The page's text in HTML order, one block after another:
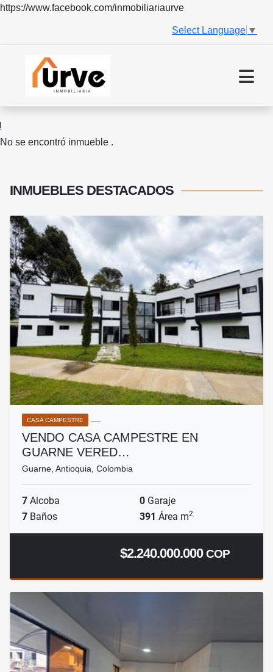
https://www.facebook.com/inmobiliariaurve
Select Language ▼
No se encontró inmueble .
INMUEBLES DESTACADOS
CASA CAMPESTRE
VENDO CASA CAMPESTRE EN
GUARNE VERED…
Guarne, Antioquia, Colombia
7 Alcoba 0 Garaje
7 Baños 391 Área m2
$2.240.000.000COP